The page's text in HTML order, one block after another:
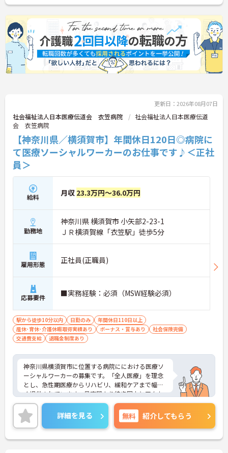
更新日：2026年08月07日
社会福祉法人日本医療伝道会 衣笠病院
社会福祉法人日本医療伝道
会 衣笠病院
【神奈川県／横須賀市】年間休日120日◎病院に
て医療ソーシャルワーカーのお仕事です♪＜正社
員＞
給料 月収 23.3万円～36.0万円
勤務地
神奈川県 横須賀市 小矢部2-23-1
ＪＲ横須賀線「衣笠駅」徒歩5分
雇用形態 正社員(正職員)
応募要件 ■実務経験：必須（MSW経験必須）
駅から徒歩10分以内 日勤のみ
年間休日110日以上
産休･育休･介護休暇取得実績あり
ボーナス・賞与あり
社会保険完備
交通費支給
退職金制度あり
神奈川県横須賀市に位置する病院ににおける医療ソ
ーシャルワーカーの募集です。「全人医療」を理念
とし、急性期医療からリハビリ、緩和ケアまで幅広
く提供されています。最寄駅より徒歩圏内とアクセ
スに便利な立地にあります。
年間休日は120日もあります。プライベートを大切
にしながらご勤務いただけます。また、24時間利用
可能な託児施設があり、子育て世代の方も安心して
ご勤務いただけます。
詳細を見る 無料 紹介してもらう